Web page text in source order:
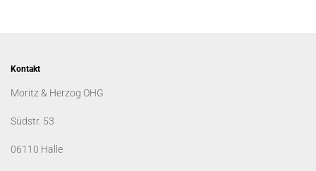
Kontakt
Moritz & Herzog OHG
Südstr. 53
06110 Halle